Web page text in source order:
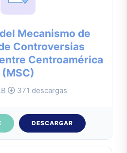
Mecanismo de
Controversias
Centroamérica
(MSC)
371 descargas
DESCARGAR